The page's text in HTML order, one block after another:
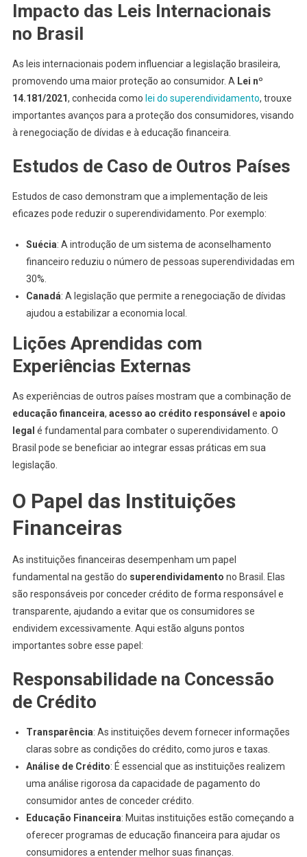
Impacto das Leis Internacionais
no Brasil
As leis internacionais podem influenciar a legislação brasileira,
promovendo uma maior proteção ao consumidor. A Lei nº
14.181/2021, conhecida como lei do superendividamento, trouxe
importantes avanços para a proteção dos consumidores, visando
à renegociação de dívidas e à educação financeira.
Estudos de Caso de Outros Países
Estudos de caso demonstram que a implementação de leis
eficazes pode reduzir o superendividamento. Por exemplo:
Suécia: A introdução de um sistema de aconselhamento
financeiro reduziu o número de pessoas superendividadas em
30%.
Canadá: A legislação que permite a renegociação de dívidas
ajudou a estabilizar a economia local.
Lições Aprendidas com
Experiências Externas
As experiências de outros países mostram que a combinação de
educação financeira, acesso ao crédito responsável e apoio
legal é fundamental para combater o superendividamento. O
Brasil pode se beneficiar ao integrar essas práticas em sua
legislação.
O Papel das Instituições
Financeiras
As instituições financeiras desempenham um papel
fundamental na gestão do superendividamento no Brasil. Elas
são responsáveis por conceder crédito de forma responsável e
transparente, ajudando a evitar que os consumidores se
endividem excessivamente. Aqui estão alguns pontos
importantes sobre esse papel:
Responsabilidade na Concessão
de Crédito
Transparência: As instituições devem fornecer informações
claras sobre as condições do crédito, como juros e taxas.
Análise de Crédito: É essencial que as instituições realizem
uma análise rigorosa da capacidade de pagamento do
consumidor antes de conceder crédito.
Educação Financeira: Muitas instituições estão começando a
oferecer programas de educação financeira para ajudar os
consumidores a entender melhor suas finanças.